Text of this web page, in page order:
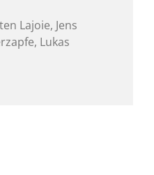
Lajoie, Jens
Lukas